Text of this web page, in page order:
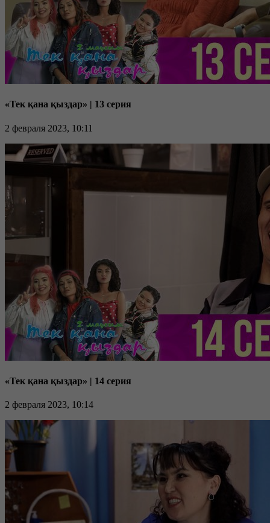
«Тек қана қыздар» | 13 серия
2 февраля 2023, 10:11
«Тек қана қыздар» | 14 серия
2 февраля 2023, 10:14